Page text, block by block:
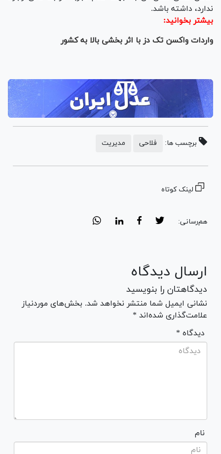
ندارد، داشته باشد.
بیشتر بخوانید:
واردات واکسن تک دز با اثر بخشی بالا به کشور
برچسب ها: فلاحی مدیریت
لینک کوتاه
هم‌رسانی:
ارسال دیدگاه
دیدگاهتان را بنویسید
نشانی ایمیل شما منتشر نخواهد شد. بخش‌های موردنیاز
علامت‌گذاری شده‌اند *
* دیدگاه
نام